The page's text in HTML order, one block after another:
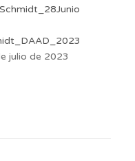
julio de 2023